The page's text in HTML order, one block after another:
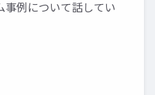
例について話してい